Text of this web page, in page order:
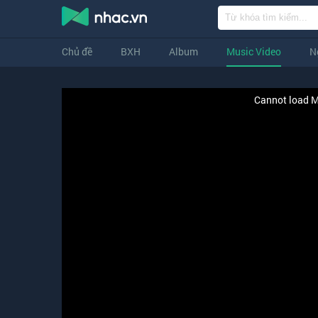
Chủ đề BXH Album Music Video
Cannot load